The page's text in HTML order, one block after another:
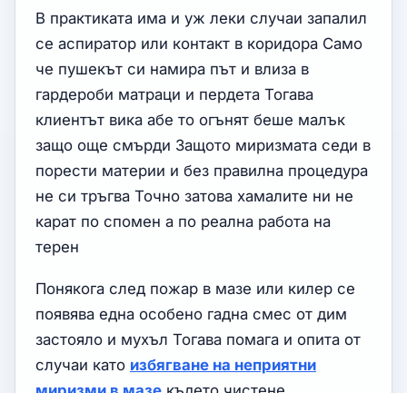
В практиката има и уж леки случаи запалил
се аспиратор или контакт в коридора Само
че пушекът си намира път и влиза в
гардероби матраци и пердета Тогава
клиентът вика абе то огънят беше малък
защо още смърди Защото миризмата седи в
порести материи и без правилна процедура
не си тръгва Точно затова хамалите ни не
карат по спомен а по реална работа на
терен
Понякога след пожар в мазе или килер се
появява една особено гадна смес от дим
застояло и мухъл Тогава помага и опита от
случаи като избягване на неприятни